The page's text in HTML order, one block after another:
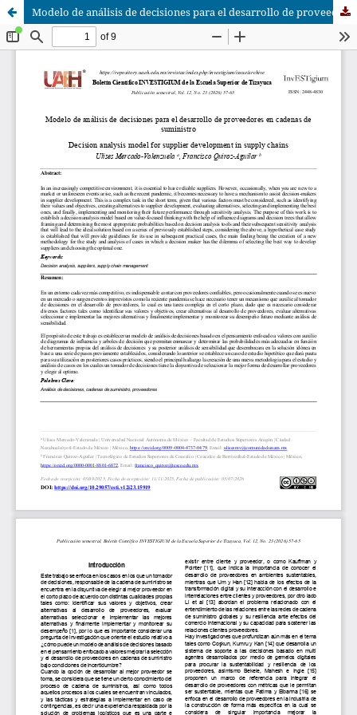
Modelo de análisis de decisiones para el desarrollo de proveedores en cadenas de suministro